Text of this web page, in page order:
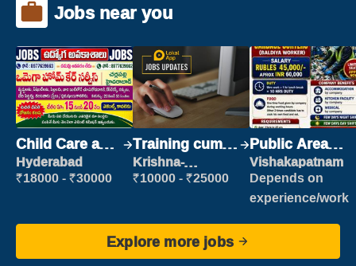
Jobs near you
Child Care and
Patient care
Hyderabad
₹18000 - ₹30000
Training cum
Placement
Krishna-
vijayawada
₹10000 - ₹25000
Public Area
Cleaner
Vishakapatnam
Depends on
experience/work
Explore more jobs